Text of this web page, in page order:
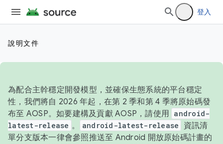
登入
說明文件
為配合主幹穩定開發模型，並確保生態系統的平台穩定
性，我們將自 2026 年起，在第 2 季和第 4 季將原始碼發
布至 AOSP。如要建構及貢獻 AOSP，請使用 android-
latest-release 。 android-latest-release
資訊清
單分支版本一律會參照推送至 Android 開放原始碼計畫的